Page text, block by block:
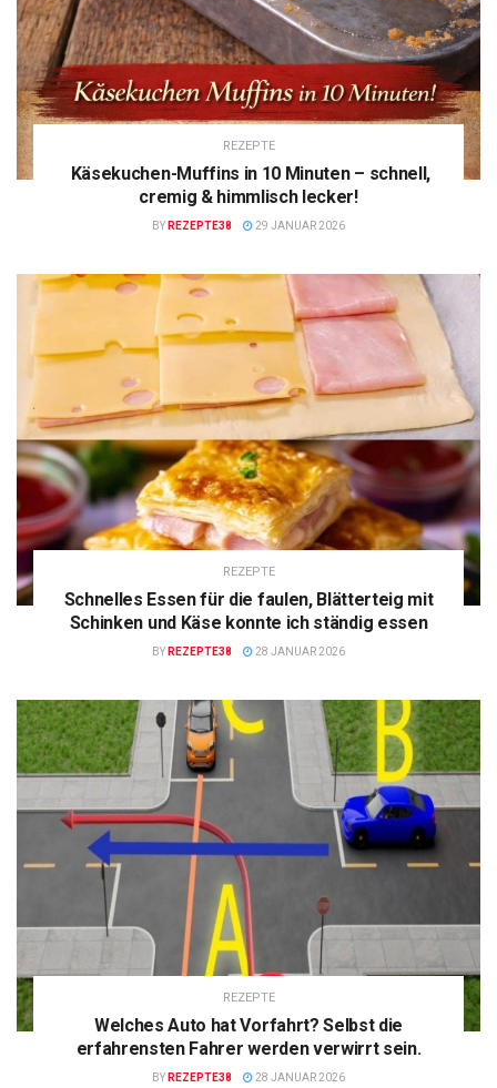
REZEPTE
Käsekuchen-Muffins in 10 Minuten – schnell,
cremig & himmlisch lecker!
BY REZEPTE38 29 JANUAR 2026
REZEPTE
Schnelles Essen für die faulen, Blätterteig mit
Schinken und Käse konnte ich ständig essen
BY REZEPTE38 28 JANUAR 2026
REZEPTE
Welches Auto hat Vorfahrt? Selbst die
erfahrensten Fahrer werden verwirrt sein.
BY REZEPTE38 28 JANUAR 2026